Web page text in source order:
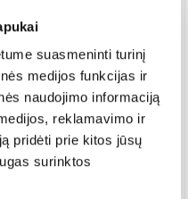
suasmeninti turinį
medijos funkcijas ir
naudojimo informaciją
reklamavimo ir
pridėti prie kitos jūsų
surinktos
)
€)